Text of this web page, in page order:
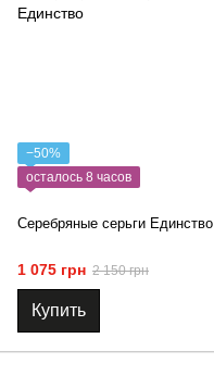
−50%
осталось 8 часов
Серебряные серьги Единство
1 075 грн 2 150 грн
Купить